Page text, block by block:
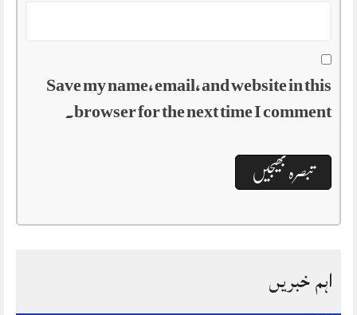
Save my name, email, and website in this
browser for the next time I comment.
اہم خبریں